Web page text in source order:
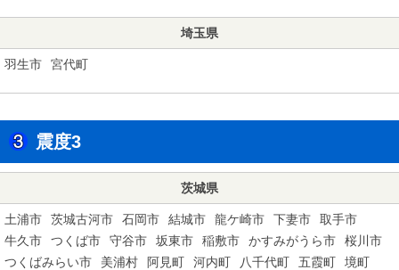
埼玉県
羽生市 宮代町
震度3
茨城県
土浦市 茨城古河市 石岡市 結城市 龍ケ崎市 下妻市
取手市
牛久市
つくば市 守谷市 坂東市 稲敷市 かすみがうら市
桜川市
つくばみらい市
美浦村 阿見町 河内町 八千代町 五霞町
境町